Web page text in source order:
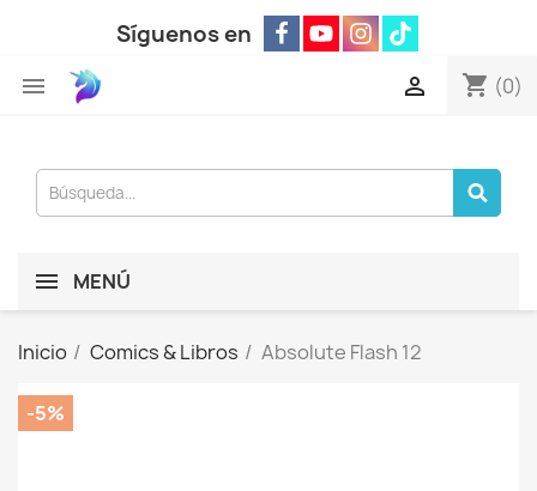
Síguenos en
 shopping_cart (0)

MENÚ
Inicio Comics & Libros Absolute Flash 12
-5%